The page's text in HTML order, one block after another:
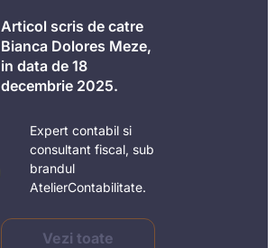
Articol scris de catre
Bianca Dolores Meze,
in data de 18
decembrie 2025.
Expert contabil si
consultant fiscal, sub
brandul
AtelierContabilitate.
Vezi toate